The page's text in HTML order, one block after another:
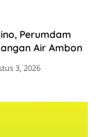
Perumdam
Air Ambon
3, 2026